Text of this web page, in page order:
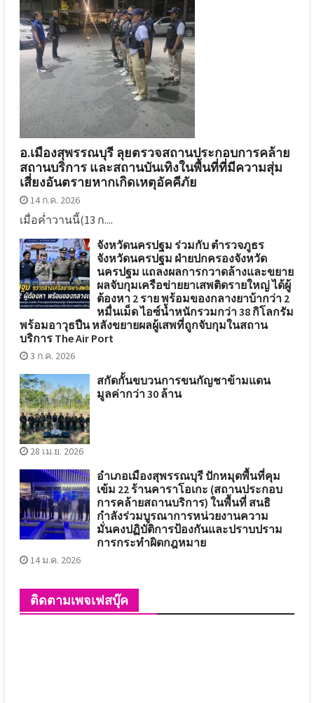
อ.เมืองสุพรรณบุรี ลุยตรวจสถานประกอบการคล้าย
สถานบริการ และสถานบันเทิงในพื้นที่ที่มีความสุ่ม
เสี่ยงอันตรายหากเกิดเหตุอัคคีภัย
14 ก.ค. 2026
เมื่อค่ำวานนี้(13 ก....
จังหวัดนครปฐม ร่วมกับ ตำรวจภูธร
จังหวัดนครปฐม ฝ่ายปกครองจังหวัด
นครปฐม แถลงผลการกวาดล้างและขยาย
ผลจับกุมเครือข่ายยาเสพติดรายใหญ่ ได้ผู้
ต้องหา 2 ราย พร้อมของกลางยาบ้ากว่า 2
หมื่นเม็ด ไอซ์น้ำหนักรวมกว่า 38 กิโลกรัม
พร้อมอาวุธปืน หลังขยายผลผู้เสพที่ถูกจับกุมในสถาน
บริการ The Air Port
3 ก.ค. 2026
สกัดกั้นขบวนการขนกัญชาข้ามแดน
มูลค่ากว่า 30 ล้าน
28 เม.ย. 2026
อำเภอเมืองสุพรรณบุรี ปักหมุดพื้นที่คุม
เข้ม 22 ร้านคาราโอเกะ (สถานประกอบ
การคล้ายสถานบริการ) ในพื้นที่ สนธิ
กำลังร่วมบูรณาการหน่วยงานความ
มั่นคงปฏิบัติการป้องกันและปราบปราม
การกระทำผิดกฎหมาย
14 ม.ค. 2026
ติดตามเพจเฟสบุ๊ค